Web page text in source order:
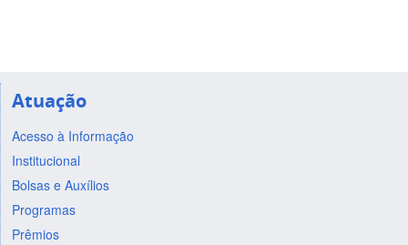
Atuação
Acesso à Informação
Institucional
Bolsas e Auxílios
Programas
Prêmios